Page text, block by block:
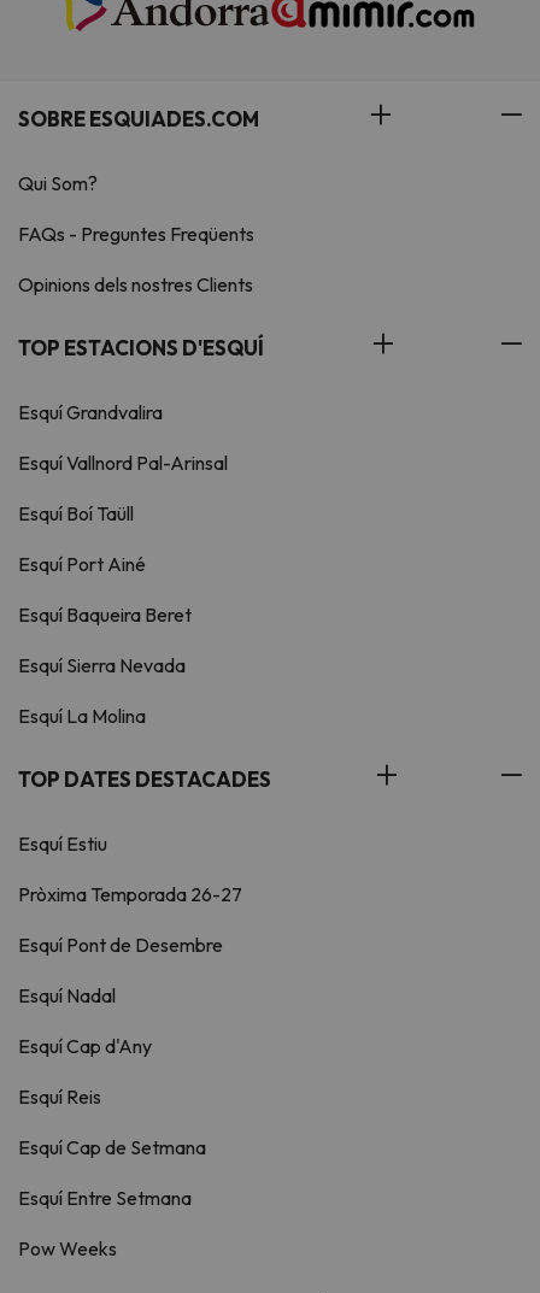
SOBRE ESQUIADES.COM
Qui Som?
FAQs - Preguntes Freqüents
Opinions dels nostres Clients
TOP ESTACIONS D'ESQUÍ
Esquí Grandvalira
Esquí Vallnord Pal-Arinsal
Esquí Boí Taüll
Esquí Port Ainé
Esquí Baqueira Beret
Esquí Sierra Nevada
Esquí La Molina
TOP DATES DESTACADES
Esquí Estiu
Pròxima Temporada 26-27
Esquí Pont de Desembre
Esquí Nadal
Esquí Cap d'Any
Esquí Reis
Esquí Cap de Setmana
Esquí Entre Setmana
Pow Weeks